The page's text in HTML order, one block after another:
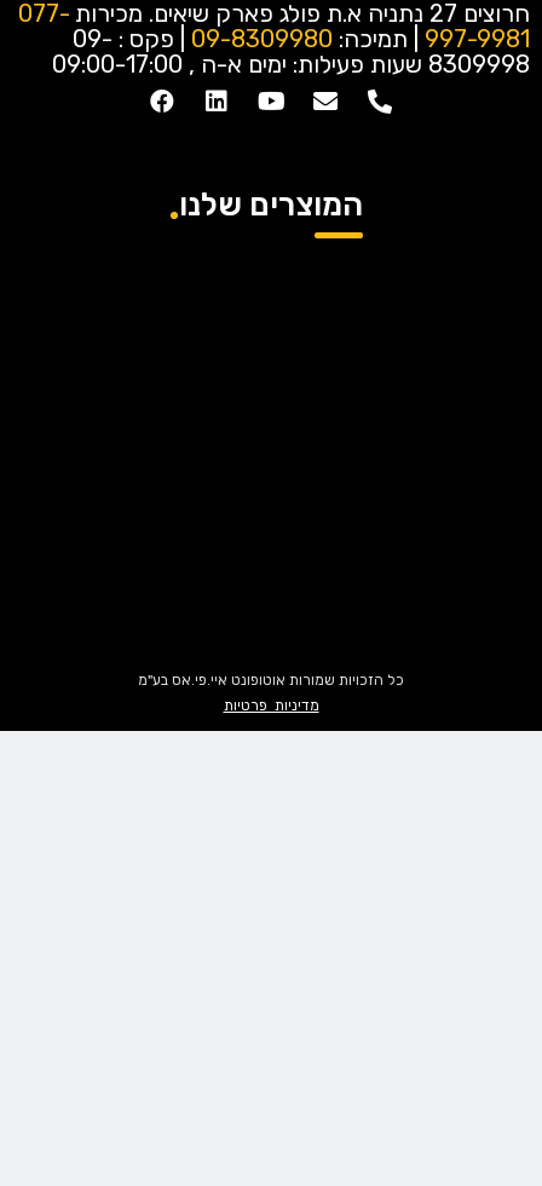
חרוצים 27 נתניה א.ת פולג פארק שיאים.
מכירות 077-
997-9981
| תמיכה: 09-8309980
| פקס : 09-
8309998 שעות פעילות: ימים א-ה , 09:00-17:00
המוצרים שלנו
כל הזכויות שמורות אוטופונט איי.פי.אס בע"מ
מדיניות פרטיות